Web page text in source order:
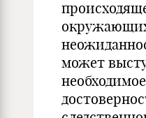
может